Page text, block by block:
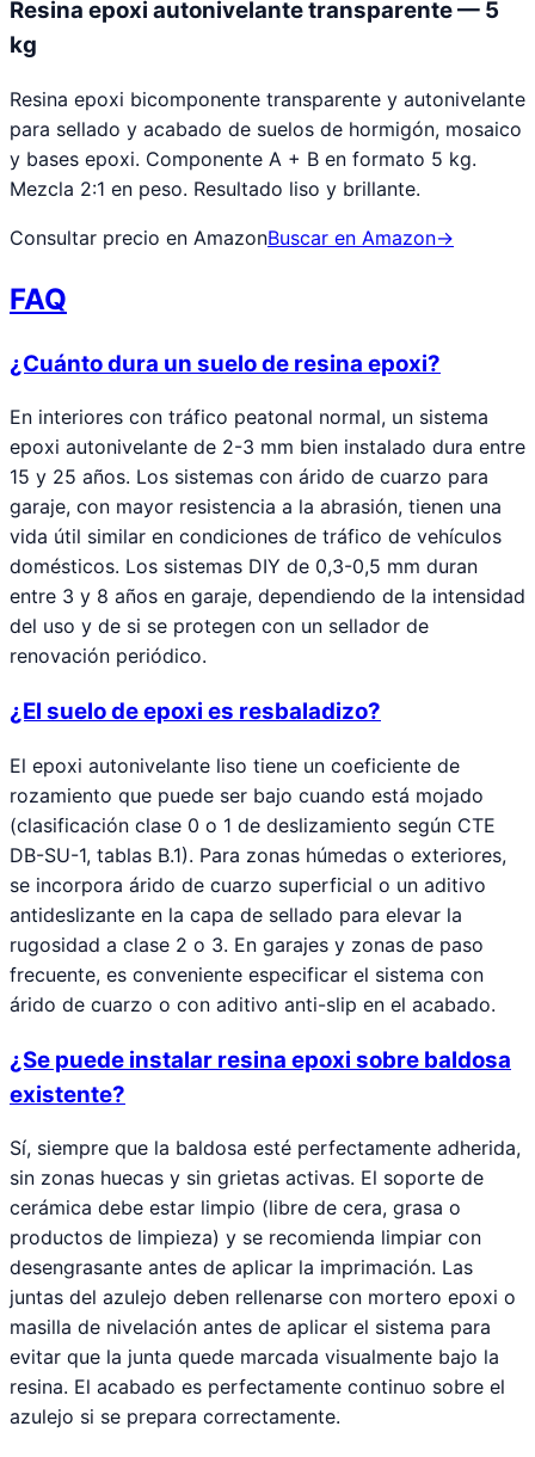
Resina epoxi autonivelante transparente — 5
kg
Resina epoxi bicomponente transparente y autonivelante
para sellado y acabado de suelos de hormigón, mosaico
y bases epoxi. Componente A + B en formato 5 kg.
Mezcla 2:1 en peso. Resultado liso y brillante.
Consultar precio en AmazonBuscar en Amazon→
FAQ
¿Cuánto dura un suelo de resina epoxi?
En interiores con tráfico peatonal normal, un sistema
epoxi autonivelante de 2-3 mm bien instalado dura entre
15 y 25 años. Los sistemas con árido de cuarzo para
garaje, con mayor resistencia a la abrasión, tienen una
vida útil similar en condiciones de tráfico de vehículos
domésticos. Los sistemas DIY de 0,3-0,5 mm duran
entre 3 y 8 años en garaje, dependiendo de la intensidad
del uso y de si se protegen con un sellador de
renovación periódico.
¿El suelo de epoxi es resbaladizo?
El epoxi autonivelante liso tiene un coeficiente de
rozamiento que puede ser bajo cuando está mojado
(clasificación clase 0 o 1 de deslizamiento según CTE
DB-SU-1, tablas B.1). Para zonas húmedas o exteriores,
se incorpora árido de cuarzo superficial o un aditivo
antideslizante en la capa de sellado para elevar la
rugosidad a clase 2 o 3. En garajes y zonas de paso
frecuente, es conveniente especificar el sistema con
árido de cuarzo o con aditivo anti-slip en el acabado.
¿Se puede instalar resina epoxi sobre baldosa
existente?
Sí, siempre que la baldosa esté perfectamente adherida,
sin zonas huecas y sin grietas activas. El soporte de
cerámica debe estar limpio (libre de cera, grasa o
productos de limpieza) y se recomienda limpiar con
desengrasante antes de aplicar la imprimación. Las
juntas del azulejo deben rellenarse con mortero epoxi o
masilla de nivelación antes de aplicar el sistema para
evitar que la junta quede marcada visualmente bajo la
resina. El acabado es perfectamente continuo sobre el
azulejo si se prepara correctamente.